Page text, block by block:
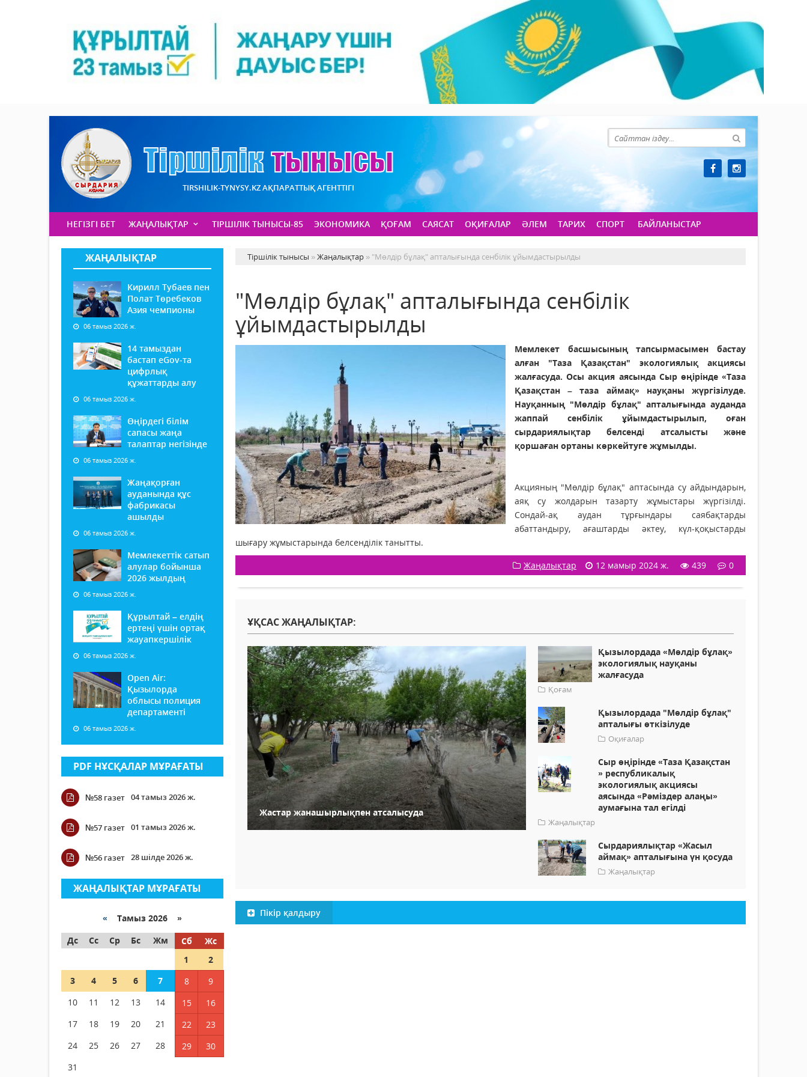
TIRSHILIK-TYNYSY.KZ АҚПАРАТТЫҚ АГЕНТТІГІ
НЕГІЗГІ БЕТ ЖАҢАЛЫҚТАР ТІРШІЛІК ТЫНЫСЫ-85 ЭКОНОМИКА ҚОҒАМ САЯСАТ ОҚИҒАЛАР ӘЛЕМ ТАРИХ СПОРТ БАЙЛАНЫСТАР
ЖАҢАЛЫҚТАР
Кирилл Тубаев пен
Полат Төребеков
Азия чемпионы
06 тамыз 2026 ж.
14 тамыздан
бастап еGov-та
цифрлық
құжаттарды алу
06 тамыз 2026 ж.
Өңірдегі білім
сапасы жаңа
талаптар негізінде
06 тамыз 2026 ж.
Жаңақорған
ауданында құс
фабрикасы
ашылды
06 тамыз 2026 ж.
Мемлекеттік сатып
алулар бойынша
2026 жылдың
06 тамыз 2026 ж.
Құрылтай – елдің
ертеңі үшін ортақ
жауапкершілік
06 тамыз 2026 ж.
Open Air:
Қызылорда
облысы полиция
департаменті
06 тамыз 2026 ж.
PDF НҰСҚАЛАР МҰРАҒАТЫ
№58 газет 04 тамыз 2026 ж.
№57 газет 01 тамыз 2026 ж.
№56 газет 28 шілде 2026 ж.
ЖАҢАЛЫҚТАР МҰРАҒАТЫ
« Тамыз 2026 »
Дс
Сс Ср Бс Жм Сб
Жс
1
2
3
4 5 6 7 8
9
10
11 12 13 14 15
16
17
18 19 20 21 22
23
24
25 26 27 28 29
30
31
Тіршілік тынысы »Жаңалықтар » "Мөлдір бұлақ" апталығында сенбілік ұйымдастырылды
"Мөлдір бұлақ" апталығында сенбілік
ұйымдастырылды
Мемлекет басшысының тапсырмасымен бастау
алған "Таза Қазақстан" экологиялық акциясы
жалғасуда. Осы акция аясында Сыр өңірінде «Таза
Қазақстан – таза аймақ» науқаны жүргізілуде.
Науқанның "Мөлдір бұлақ" апталығында ауданда
жаппай сенбілік ұйымдастырылып, оған
сырдариялықтар белсенді атсалысты және
қоршаған ортаны көркейтуге жұмылды.
Акцияның "Мөлдір бұлақ" аптасында су айдындарын,
аяқ су жолдарын тазарту жұмыстары жүргізілді.
Сондай-ақ аудан тұрғындары саябақтарды
абаттандыру, ағаштарды әктеу, күл-қоқыстарды
шығару жұмыстарында белсенділік танытты.
Жаңалықтар
12 мамыр 2024 ж. 439 0
ҰҚСАС ЖАҢАЛЫҚТАР:
Жастар жанашырлықпен атсалысуда
Қызылордада «Мөлдір бұлақ»
экологиялық науқаны
жалғасуда
Қоғам
Қызылордада "Мөлдір бұлақ"
апталығы өткізілуде
Оқиғалар
Сыр өңірінде «Таза Қазақстан
» республикалық
экологиялық акциясы
аясында «Рәміздер алаңы»
аумағына тал егілді
Жаңалықтар
Сырдариялықтар «Жасыл
аймақ» апталығына үн қосуда
Жаңалықтар
Пікір қалдыру